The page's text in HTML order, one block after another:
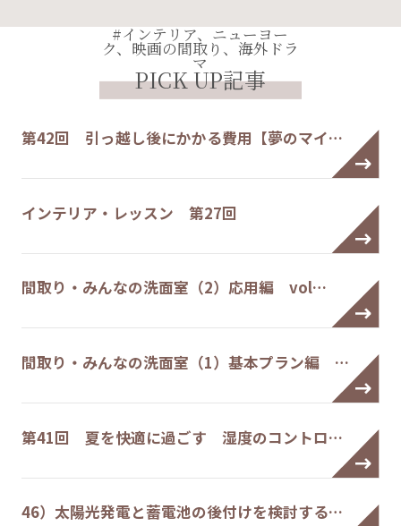
#インテリア、ニューヨー
ク、映画の間取り、海外ドラ
マ
PICK UP記事
第42回 引っ越し後にかかる費用【夢のマイ…
インテリア・レッスン 第27回
間取り・みんなの洗面室（2）応用編 vol…
間取り・みんなの洗面室（1）基本プラン編 …
第41回 夏を快適に過ごす 湿度のコントロ…
46）太陽光発電と蓄電池の後付けを検討する…